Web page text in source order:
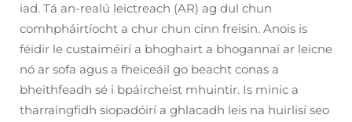
iad. Tá an-realú leictreach (AR) ag dul chun
comhpháirtíocht a chur chun cinn freisin. Anois is
féidir le custaiméirí a bhoghairt a bhogannaí ar leicne
nó ar sofa agus a fheiceáil go beacht conas a
bheithfeadh sé i bpáircheist mhuintir. Is minic a
tharraingfidh siopadóirí a ghlacadh leis na huirlisí seo